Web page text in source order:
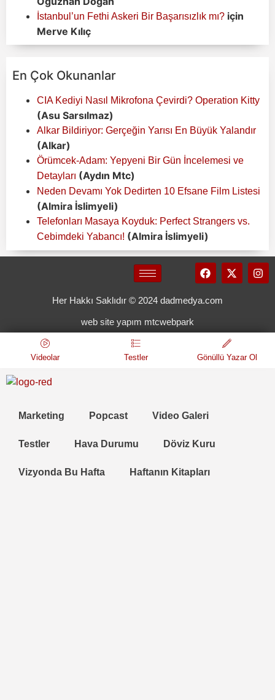
İstanbul’un Fethi Askeri Bir Başarısızlık mı? için
Merve Kılıç
En Çok Okunanlar
CIA Kediyi Nasıl Mikrofona Çevirdi? Operation Kitty
(Asu Sarsılmaz)
Alkar Bildiriyor: Gerçeğin Yarısı En Büyük Yalandır
(Alkar)
Örümcek-Adam: Yepyeni Bir Gün İncelemesi ve
Detayları (Aydın Mtc)
Neden Devamı Yok Dedirten 10 Efsane Film Listesi
(Almira İslimyeli)
Telefonları Masaya Koyduk: Perfect Strangers vs.
Cebimdeki Yabancı! (Almira İslimyeli)
Her Hakkı Saklıdır © 2024 dadmedya.com
web site yapım mtcwebpark
Videolar Testler Gönüllü Yazar Ol
Marketing Popcast Video Galeri
Testler Hava Durumu Döviz Kuru
Vizyonda Bu Hafta Haftanın Kitapları